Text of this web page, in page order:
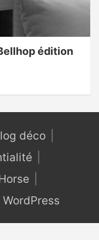
édition
déco
WordPress